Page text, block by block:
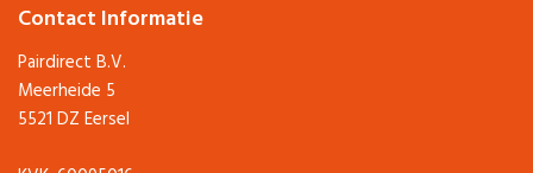
Contact Informatie
Pairdirect B.V.
Meerheide 5
5521 DZ Eersel